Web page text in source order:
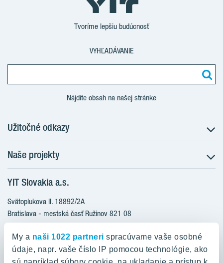
My a naši 1022 partneri spracúvame vaše osobné
údaje, napr. vaše číslo IP pomocou technológie, ako
Tvoríme lepšiu budúcnosť
VYHĽADÁVANIE
Nájdite obsah na našej stránke
Užitočné odkazy
O nás
Prečo bývať s nami
Udržateľnosť máme v DNA
Starostlivosť o zákazníkov
Financovanie
Služba Starý za nový
Služba zariadenia bytu
Naše projekty
Družstevné bývanie
NUPPU
ZWIRN
MLYNÁRKA
YIT Slovakia a.s.
Svätoplukova II. 18892/2A
Bratislava - mestská časť Ružinov 821 08
Slovakia
0800 800 474